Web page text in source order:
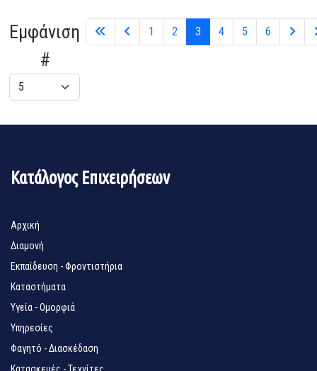
Εμφάνιση
#
1 2 3 4 5 6
Κατάλογος Επιχειρήσεων
Αρχική
Διαμονή
Εκπαίδευση - Φροντιστήρια
Καταστήματα
Υγεία - Ομορφιά
Υπηρεσίες
Φαγητό - Διασκέδαση